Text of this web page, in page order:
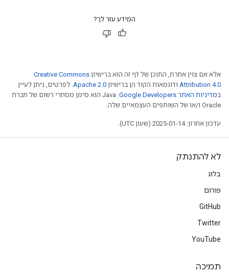
המידע עזר לך?
אלא אם צוין אחרת, התוכן של דף זה הוא ברישיון Creative Commons
Attribution 4.0 ודוגמאות הקוד הן ברישיון Apache 2.0. לפרטים, ניתן לעיין
במדיניות האתר Google Developers‏
.‏ Java הוא סימן מסחרי רשום של חברת
Oracle ו/או של השותפים העצמאיים שלה.
עדכון אחרון: 2025-01-14 (שעון UTC).
לא להתנתק
בלוג
פורום
GitHub
Twitter
YouTube
תמיכה